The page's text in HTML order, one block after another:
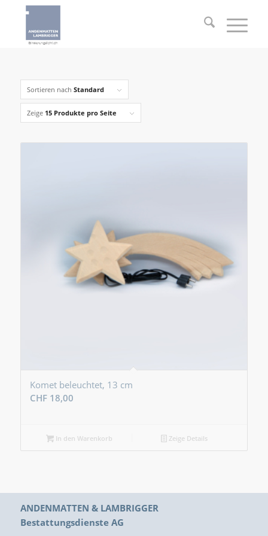
Sortieren nach Standard
Zeige 15 Produkte pro Seite
Komet beleuchtet, 13 cm
CHF18,00
In den Warenkorb Zeige Details
ANDENMATTEN & LAMBRIGGER
Bestattungsdienste AG